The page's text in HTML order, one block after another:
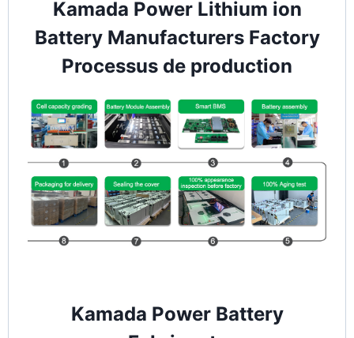
Kamada Power Lithium ion
Battery Manufacturers Factory
Processus de production
Kamada Power Battery